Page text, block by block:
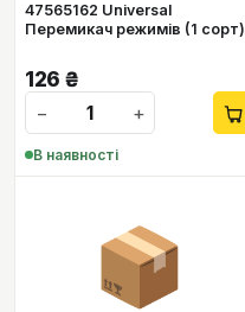
47565162 Universal
Перемикач режимів (1 сорт)
126 ₴
−
+
В наявності
📦